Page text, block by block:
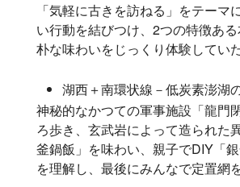
「気軽に古きを訪ねる」をテー
い行動を結びつけ、2つの特徴あ
朴な味わいをじっくり体験してい
湖西＋南環状線－低炭素澎湖
神秘的なかつての軍事施設「龍門
ろ歩き、玄武岩によって造られた
釜鍋飯」を味わい、親子でDIY「
を理解し、最後にみんなで定置網